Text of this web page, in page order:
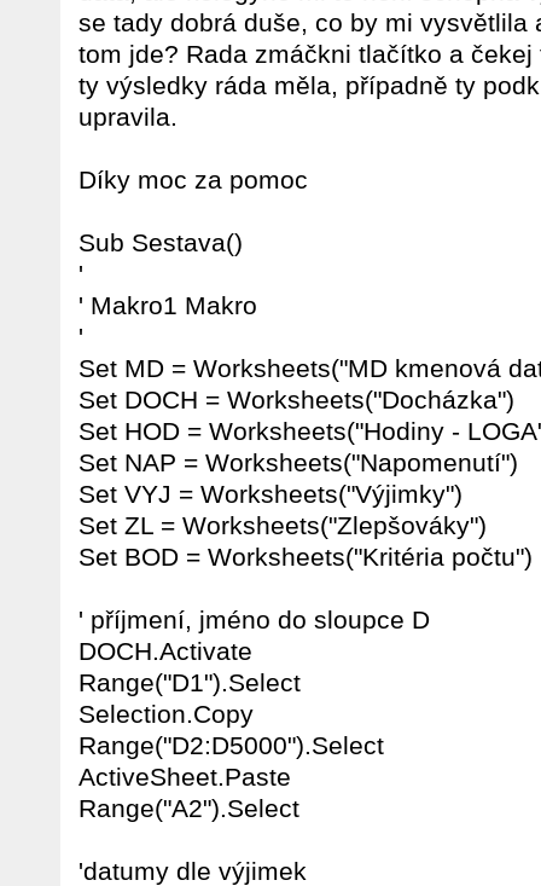
se tady dobrá duše, co by mi vysvětlila
tom jde? Rada zmáčkni tlačítko a
ty výsledky ráda měla, případně ty
upravila.
Díky moc za pomoc
Sub Sestava()
'
' Makro1 Makro
'
Set MD = Worksheets("MD kmenová
Set DOCH = Worksheets("Docházka")
Set HOD = Worksheets("Hodiny -
Set NAP = Worksheets("Napomenutí")
Set VYJ = Worksheets("Výjimky")
Set ZL = Worksheets("Zlepšováky")
Set BOD = Worksheets("Kritéria počtu")
' příjmení, jméno do sloupce D
DOCH.Activate
Range("D1").Select
Selection.Copy
Range("D2:D5000").Select
ActiveSheet.Paste
Range("A2").Select
'datumy dle výjimek